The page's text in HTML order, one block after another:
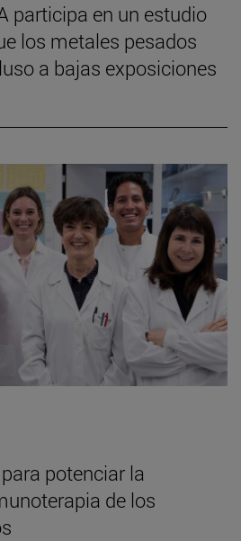
participa en un estudio
los metales pesados
a bajas exposiciones
potenciar la
de los